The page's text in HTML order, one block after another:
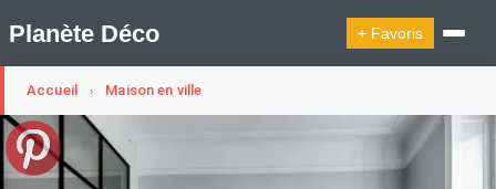
Planète Déco + Favoris
🛍︎ Shop Planète Déco
Accueil › Maison en ville